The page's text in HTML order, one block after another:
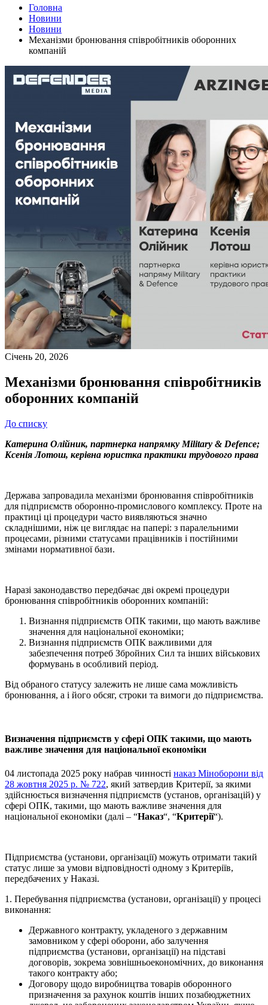
Головна
Новини
Новини
Механізми бронювання співробітників оборонних
компаній
Січень 20, 2026
Механізми бронювання співробітників
оборонних компаній
До списку
Катерина Олійник, партнерка напрямку Military & Defence;
Ксенія Лотош, керівна юристка практики трудового права
Держава запровадила механізми бронювання співробітників
для підприємств оборонно-промислового комплексу. Проте на
практиці ці процедури часто виявляються значно
складнішими, ніж це виглядає на папері: з паралельними
процесами, різними статусами працівників і постійними
змінами нормативної бази.
Наразі законодавство передбачає дві окремі процедури
бронювання співробітників оборонних компаній:
Визнання підприємств ОПК такими, що мають важливе
значення для національної економіки;
Визнання підприємств ОПК важливими для
забезпечення потреб Збройних Сил та інших військових
формувань в особливий період.
Від обраного статусу залежить не лише сама можливість
бронювання, а і його обсяг, строки та вимоги до підприємства.
Визначення підприємств у сфері ОПК такими, що мають
важливе значення для національної економіки
04 листопада 2025 року набрав чинності наказ Міноборони від
28 жовтня 2025 р. № 722, який затвердив Критерії, за якими
здійснюється визначення підприємств (установ, організацій) у
сфері ОПК, такими, що мають важливе значення для
національної економіки (далі – “Наказ“, “Критерії“).
Підприємства (установи, організації) можуть отримати такий
статус лише за умови відповідності одному з Критеріїв,
передбачених у Наказі.
1. Перебування підприємства (установи, організації) у процесі
виконання:
Державного контракту, укладеного з державним
замовником у сфері оборони, або залучення
підприємства (установи, організації) на підставі
договорів, зокрема зовнішньоекономічних, до виконання
такого контракту або;
Договору щодо виробництва товарів оборонного
призначення за рахунок коштів інших позабюджетних